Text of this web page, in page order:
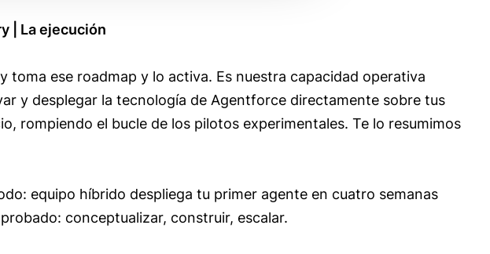
| La ejecución
toma ese roadmap y lo activa. Es nuestra capacidad operativa
y desplegar la tecnología de Agentforce directamente sobre tus
rompiendo el bucle de los pilotos experimentales. Te lo resumimos
equipo híbrido despliega tu primer agente en cuatro semanas
conceptualizar, construir, escalar.